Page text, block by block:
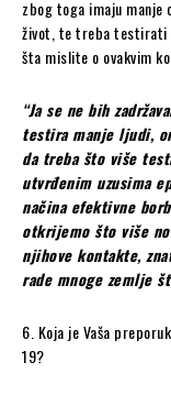
zbog toga imaju manje
život, te treba testirati
šta mislite o ovakvim
“Ja se ne bih
testira manje ljudi,
da treba što više
utvrđenim uzusima
načina efektivne
otkrijemo što više
njihove kontakte,
rade mnoge zemlje
6. Koja je Vaša
19?